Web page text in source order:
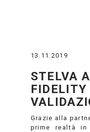
13.11.2019
STELVA
Grazie alla
prime realtà in